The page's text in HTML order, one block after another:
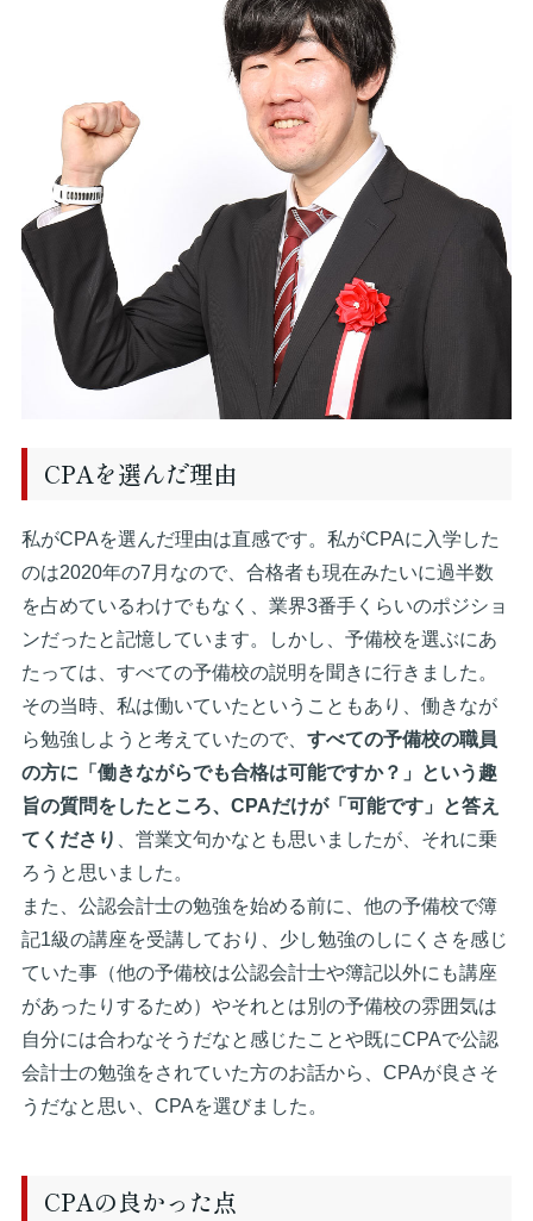
CPAを選んだ理由
私がCPAを選んだ理由は直感です。私がCPAに入学した
のは2020年の7月なので、合格者も現在みたいに過半数
を占めているわけでもなく、業界3番手くらいのポジショ
ンだったと記憶しています。しかし、予備校を選ぶにあ
たっては、すべての予備校の説明を聞きに行きました。
その当時、私は働いていたということもあり、働きなが
ら勉強しようと考えていたので、 すべての予備校の職員
の方に「働きながらでも合格は可能ですか？」という趣
旨の質問をしたところ、CPAだけが「可能です」と答え
てくださり
、営業文句かなとも思いましたが、それに乗
ろうと思いました。
また、公認会計士の勉強を始める前に、他の予備校で簿
記1級の講座を受講しており、少し勉強のしにくさを感じ
ていた事（他の予備校は公認会計士や簿記以外にも講座
があったりするため）やそれとは別の予備校の雰囲気は
自分には合わなそうだなと感じたことや既にCPAで公認
会計士の勉強をされていた方のお話から、CPAが良さそ
うだなと思い、CPAを選びました。
CPAの良かった点